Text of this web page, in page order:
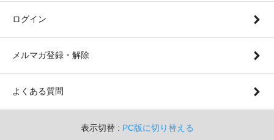
ログイン
メルマガ登録・解除
よくある質問
表示切替 : PC版に切り替える